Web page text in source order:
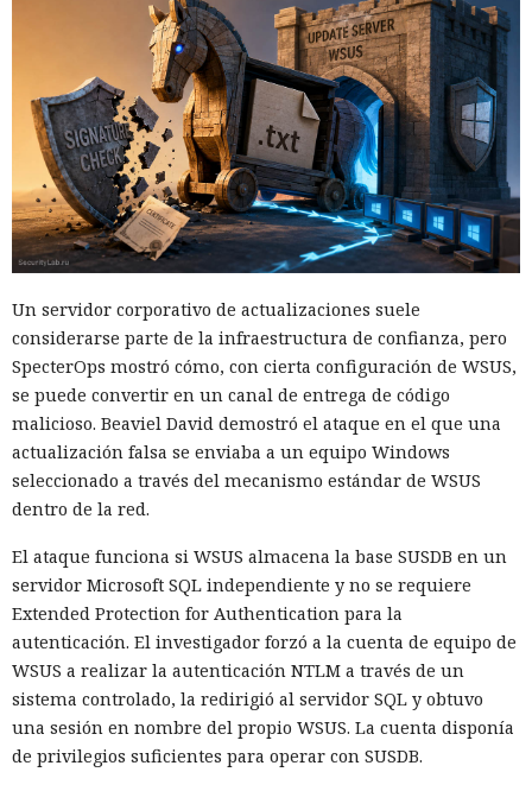
Un servidor corporativo de actualizaciones suele
considerarse parte de la infraestructura de confianza, pero
SpecterOps mostró cómo, con cierta configuración de WSUS,
se puede convertir en un canal de entrega de código
malicioso. Beaviel David demostró el ataque en el que una
actualización falsa se enviaba a un equipo Windows
seleccionado a través del mecanismo estándar de WSUS
dentro de la red.
El ataque funciona si WSUS almacena la base SUSDB en un
servidor Microsoft SQL independiente y no se requiere
Extended Protection for Authentication para la
autenticación. El investigador forzó a la cuenta de equipo de
WSUS a realizar la autenticación NTLM a través de un
sistema controlado, la redirigió al servidor SQL y obtuvo
una sesión en nombre del propio WSUS. La cuenta disponía
de privilegios suficientes para operar con SUSDB.